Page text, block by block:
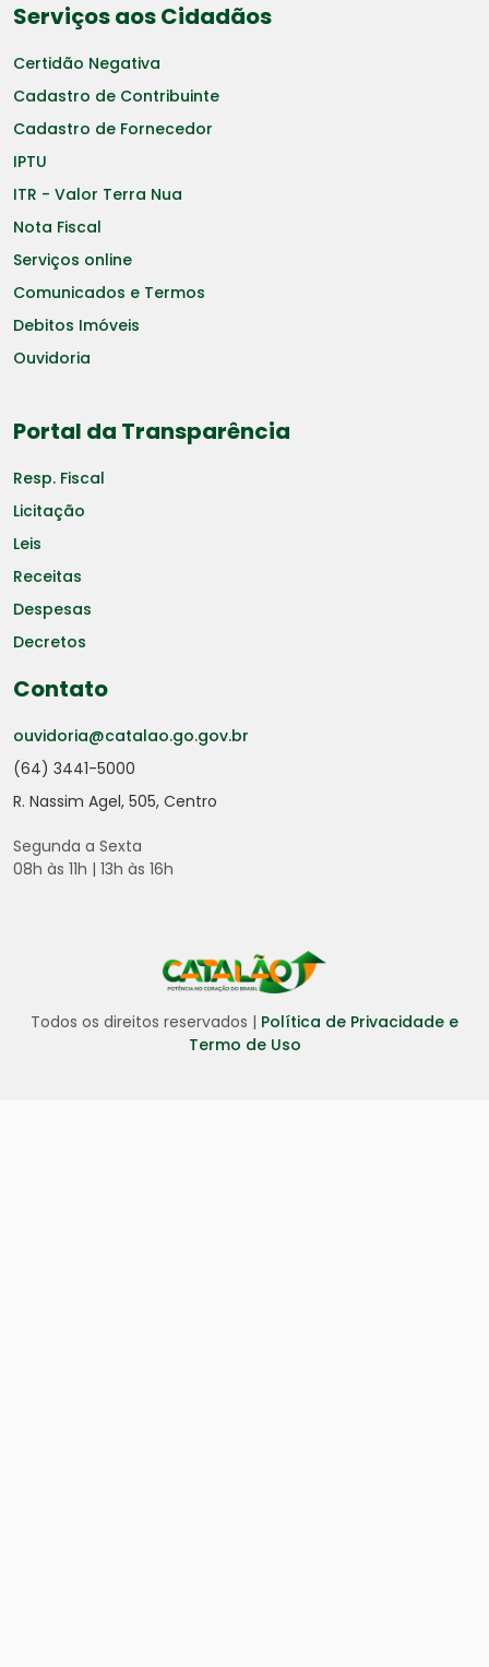
Serviços aos Cidadãos
Certidão Negativa
Cadastro de Contribuinte
Cadastro de Fornecedor
IPTU
ITR - Valor Terra Nua
Nota Fiscal
Serviços online
Comunicados e Termos
Debitos Imóveis
Ouvidoria
Portal da Transparência
Resp. Fiscal
Licitação
Leis
Receitas
Despesas
Decretos
Contato
ouvidoria@catalao.go.gov.br
(64) 3441-5000
R. Nassim Agel, 505, Centro
Segunda a Sexta
08h às 11h | 13h às 16h
Todos os direitos reservados | Política de Privacidade e
Termo de Uso